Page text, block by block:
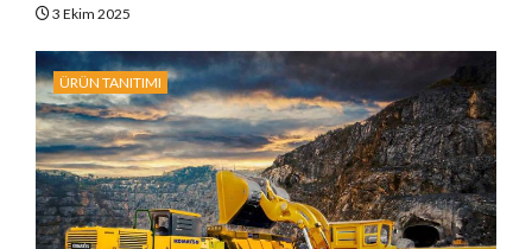
3 Ekim 2025
ÜRÜN TANITIMI